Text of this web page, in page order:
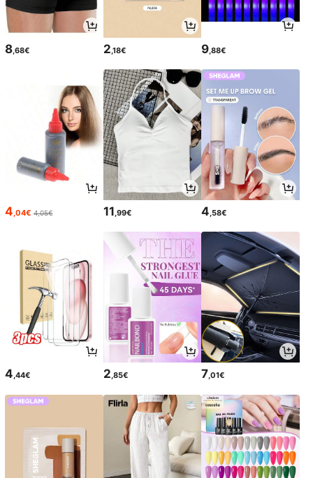
8,68€ 2,18€ 9,88€
4,04€ 4,05€ 11,99€ 4,58€
4,44€ 2,85€ 7,01€